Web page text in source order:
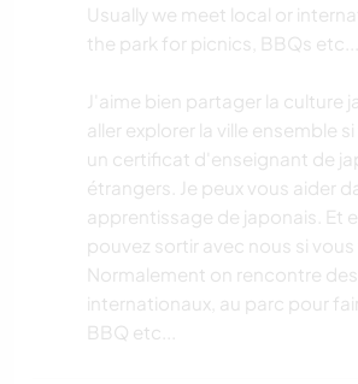
BAILE
MONTAÑA
NAVEGAR / BARCOS
YOGA / BIENESTAR
NATURALEZA
ACAMPADA
Usually we meet local or
the park for picnics, BBQs etc...
J'aime bien partager la culture
aller explorer la ville ensemble si
un certificat d'enseignant de
étrangers. Je peux vous aider
apprentissage de japonais. Et
pouvez sortir avec nous si vous
Normalement on rencontre
internationaux, au parc pour
BBQ etc...